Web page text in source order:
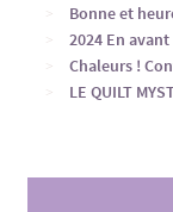
Bonne et
2024 En avant
Chaleurs !
LE QUILT